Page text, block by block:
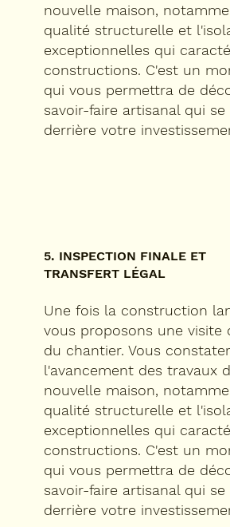
nouvelle maison,
qualité structurelle et
exceptionnelles qui
constructions. C'est un
qui vous permettra de
savoir-faire artisanal qui se
derrière votre
5. INSPECTION FINALE ET
TRANSFERT LÉGAL
Une fois la construction
vous proposons une visite
du chantier. Vous
l'avancement des travaux
nouvelle maison,
qualité structurelle et
exceptionnelles qui
constructions. C'est un
qui vous permettra de
savoir-faire artisanal qui se
derrière votre